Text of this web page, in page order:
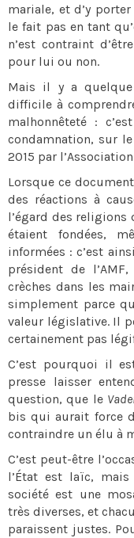
mariale, et d’y
le fait pas en tant
n’est contraint
pour lui ou non.
Mais il y a
difficile à
malhonnêteté :
condamnation, sur le
2015 par
Lorsque ce
des réactions à
l’égard des religions
étaient fondées,
informées : c’est
président de
crèches dans les
simplement parce
valeur législative. Il
certainement pas
C’est pourquoi il
presse laisser
question, que le
bis qui aurait force
contraindre un élu à
C’est peut-être
l’État est laïc,
société est une
très diverses, et
paraissent justes.